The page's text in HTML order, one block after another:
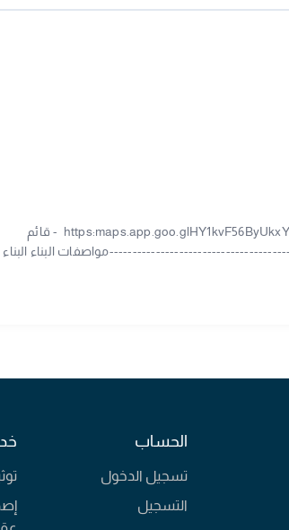
مـشـروع جديد بالرامس حرف D للبيع دبـلكـسات بالرامس موقع المشروعhttps:maps.app.goo.glHY1kvF56ByUkxYg58 - قائم
منفصلهشارع 20 شرقي 1مساحــة 360م السعر 1,750,000------------------------------------------مواصفات البناء البناء
الحساب
تسجيل الدخول
التسجيل